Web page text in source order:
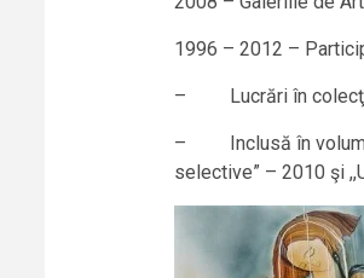
1996 – 2012 –
– Lucrări în colecţii
– Inclusă în
selective” – 2010 şi